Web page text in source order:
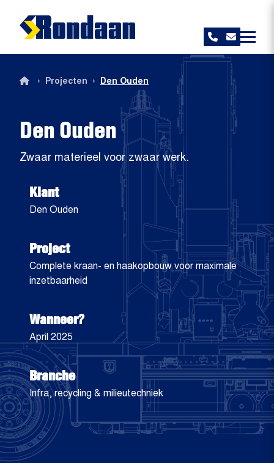
Den Ouden
Zwaar materieel voor zwaar werk.
› Projecten › Den Ouden
Klant
Den Ouden
Project
Complete kraan- en haakopbouw voor maximale
inzetbaarheid
Wanneer?
April 2025
Branche
Infra, recycling & milieutechniek